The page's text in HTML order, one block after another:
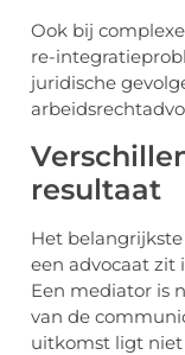
Ook bij
re-
juridische
resultaat
Het
een advocaat zit
Een mediator is
van de
uitkomst ligt